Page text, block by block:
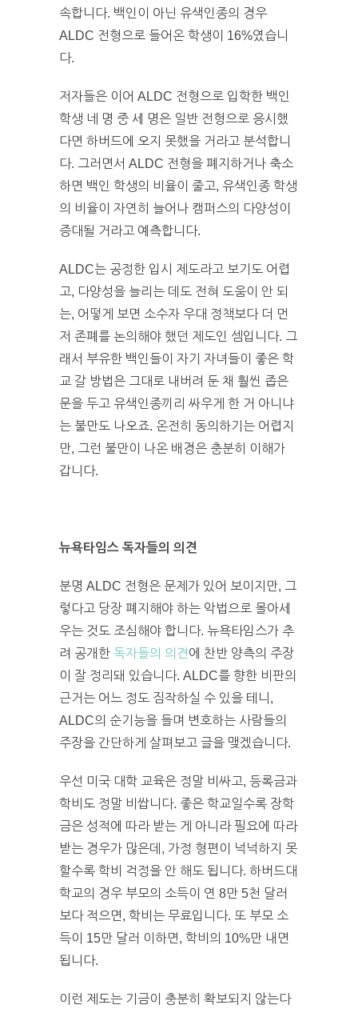
속합니다. 백인이 아닌 유색인종의 경우
ALDC 전형으로 들어온 학생이 16%였습니
다.
저자들은 이어 ALDC 전형으로 입학한 백인
학생 네 명 중 세 명은 일반 전형으로 응시했
다면 하버드에 오지 못했을 거라고 분석합니
다. 그러면서 ALDC 전형을 폐지하거나 축소
하면 백인 학생의 비율이 줄고, 유색인종 학생
의 비율이 자연히 늘어나 캠퍼스의 다양성이
증대될 거라고 예측합니다.
ALDC는 공정한 입시 제도라고 보기도 어렵
고, 다양성을 늘리는 데도 전혀 도움이 안 되
는, 어떻게 보면 소수자 우대 정책보다 더 먼
저 존폐를 논의해야 했던 제도인 셈입니다. 그
래서 부유한 백인들이 자기 자녀들이 좋은 학
교 갈 방법은 그대로 내버려 둔 채 훨씬 좁은
문을 두고 유색인종끼리 싸우게 한 거 아니냐
는 불만도 나오죠. 온전히 동의하기는 어렵지
만, 그런 불만이 나온 배경은 충분히 이해가
갑니다.
뉴욕타임스 독자들의 의견
분명 ALDC 전형은 문제가 있어 보이지만, 그
렇다고 당장 폐지해야 하는 악법으로 몰아세
우는 것도 조심해야 합니다. 뉴욕타임스가 추
려 공개한 독자들의 의견에 찬반 양측의 주장
이 잘 정리돼 있습니다. ALDC를 향한 비판의
근거는 어느 정도 짐작하실 수 있을 테니,
ALDC의 순기능을 들며 변호하는 사람들의
주장을 간단하게 살펴보고 글을 맺겠습니다.
우선 미국 대학 교육은 정말 비싸고, 등록금과
학비도 정말 비쌉니다. 좋은 학교일수록 장학
금은 성적에 따라 받는 게 아니라 필요에 따라
받는 경우가 많은데, 가정 형편이 넉넉하지 못
할수록 학비 걱정을 안 해도 됩니다. 하버드대
학교의 경우 부모의 소득이 연 8만 5천 달러
보다 적으면, 학비는 무료입니다. 또 부모 소
득이 15만 달러 이하면, 학비의 10%만 내면
됩니다.
이런 제도는 기금이 충분히 확보되지 않는다